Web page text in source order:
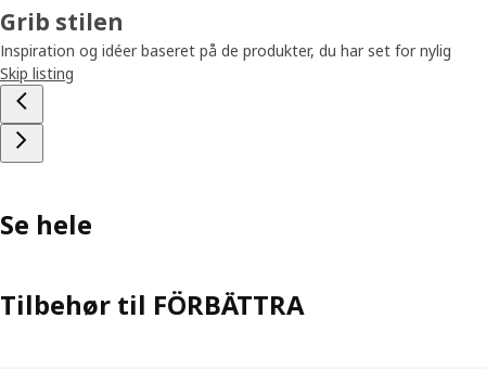
Grib stilen
Inspiration og idéer baseret på de produkter, du har set for nylig
Skip listing
Se hele
Tilbehør til FÖRBÄTTRA